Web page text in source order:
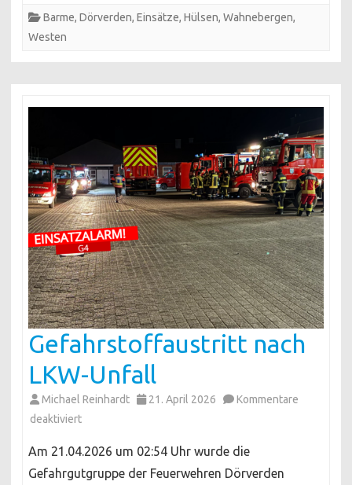
Barme, Dörverden, Einsätze, Hülsen, Wahnebergen,
Westen
Gefahrstoffaustritt nach
LKW-Unfall
Michael Reinhardt 21. April 2026
Kommentare
deaktiviertfür
nach
LKW-
Am 21.04.2026 um 02:54 Uhr wurde die
Gefahrgutgruppe der Feuerwehren Dörverden